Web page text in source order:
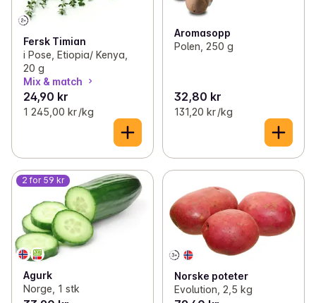
Fersk Timian
i Pose, Etiopia/ Kenya,
20 g
Mix & match
24,90 kr
1 245,00 kr /kg
Aromasopp
Polen, 250 g
32,80 kr
131,20 kr /kg
2 for 59 kr
Agurk
Norge, 1 stk
Norske poteter
Evolution, 2,5 kg